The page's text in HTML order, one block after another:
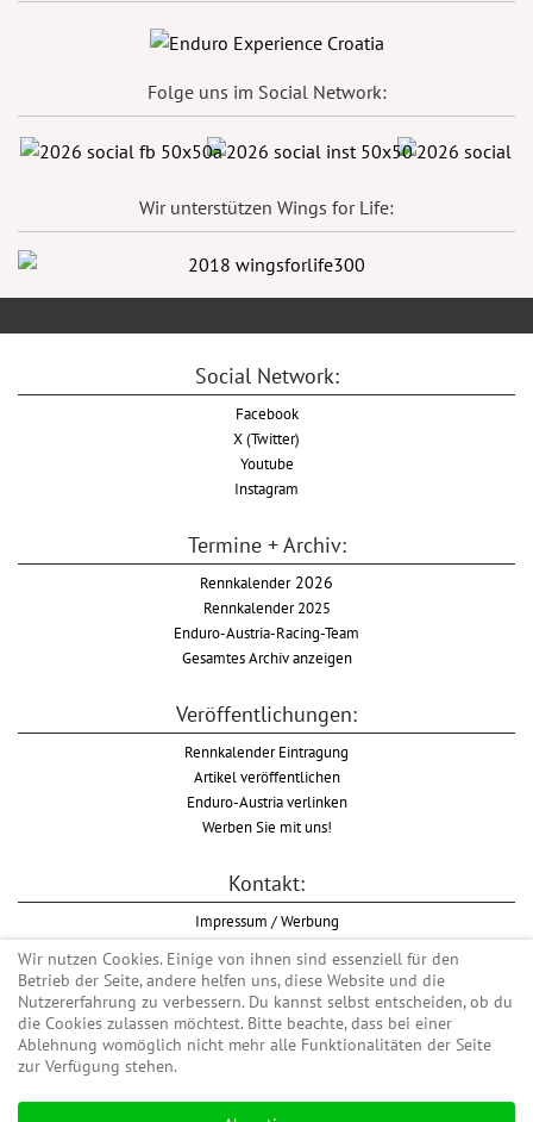
Folge uns im Social Network:
Wir unterstützen Wings for Life:
Social Network:
Facebook
X (Twitter)
Youtube
Instagram
Termine + Archiv:
Rennkalender2026
Rennkalender 2025
Enduro-Austria-Racing-Team
Gesamtes Archiv anzeigen
Veröffentlichungen:
Rennkalender Eintragung
Artikel veröffentlichen
Enduro-Austria verlinken
Werben Sie mit uns!
Kontakt:
Impressum / Werbung
Datenschutzinformation
Informationspflicht WKO
AGB
Wir nutzen Cookies. Einige von ihnen sind essenziell für den
Betrieb der Seite, andere helfen uns, diese Website und die
Nutzererfahrung zu verbessern. Du kannst selbst entscheiden, ob du
die Cookies zulassen möchtest. Bitte beachte, dass bei einer
Ablehnung womöglich nicht mehr alle Funktionalitäten der Seite
zur Verfügung stehen.